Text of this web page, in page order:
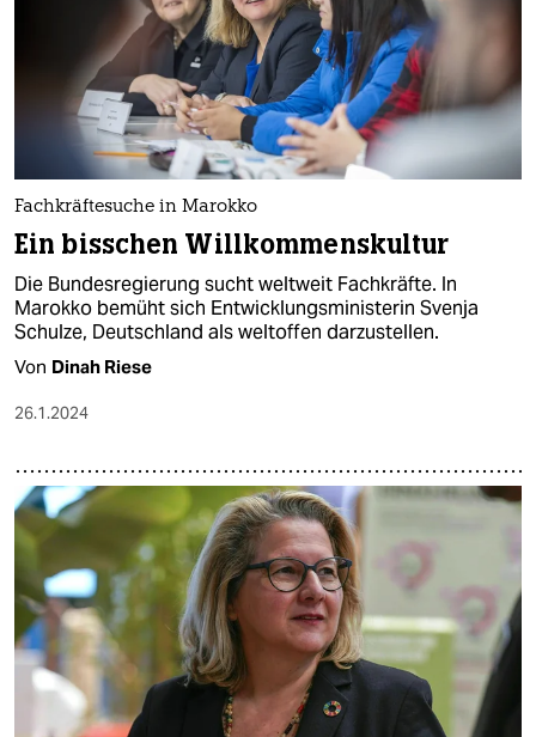
Fachkräftesuche in Marokko
Ein bisschen Willkommenskultur
Die Bundesregierung sucht weltweit Fachkräfte. In
Marokko bemüht sich Entwicklungsministerin Svenja
Schulze, Deutschland als weltoffen darzustellen.
Von Dinah Riese
26.1.2024